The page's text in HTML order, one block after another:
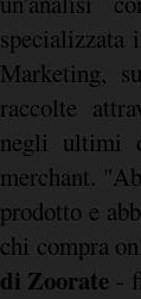
specializzata
Marketing,
raccolte
negli ultimi
merchant.
prodotto e
chi compra
di Zoorate -